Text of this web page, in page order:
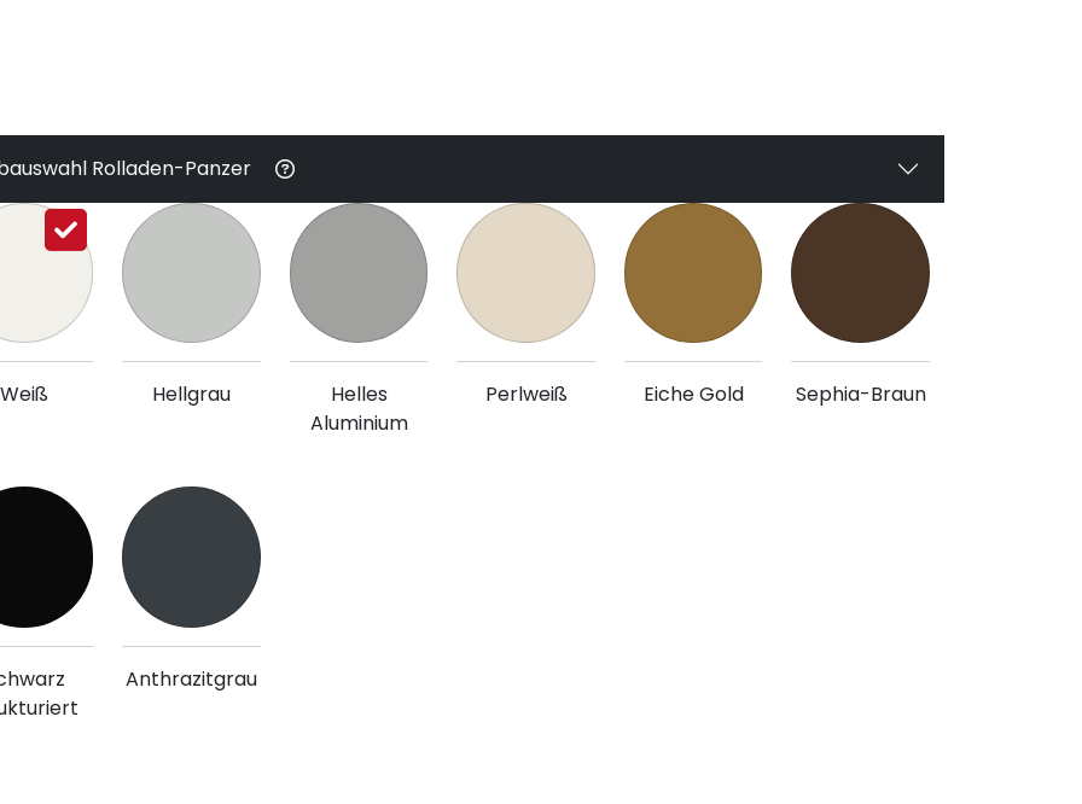
Rolladen-Panzer
Weiß Hellgrau
Helles
Aluminium
Perlweiß Eiche Gold Sephia-Braun
Anthrazitgrau